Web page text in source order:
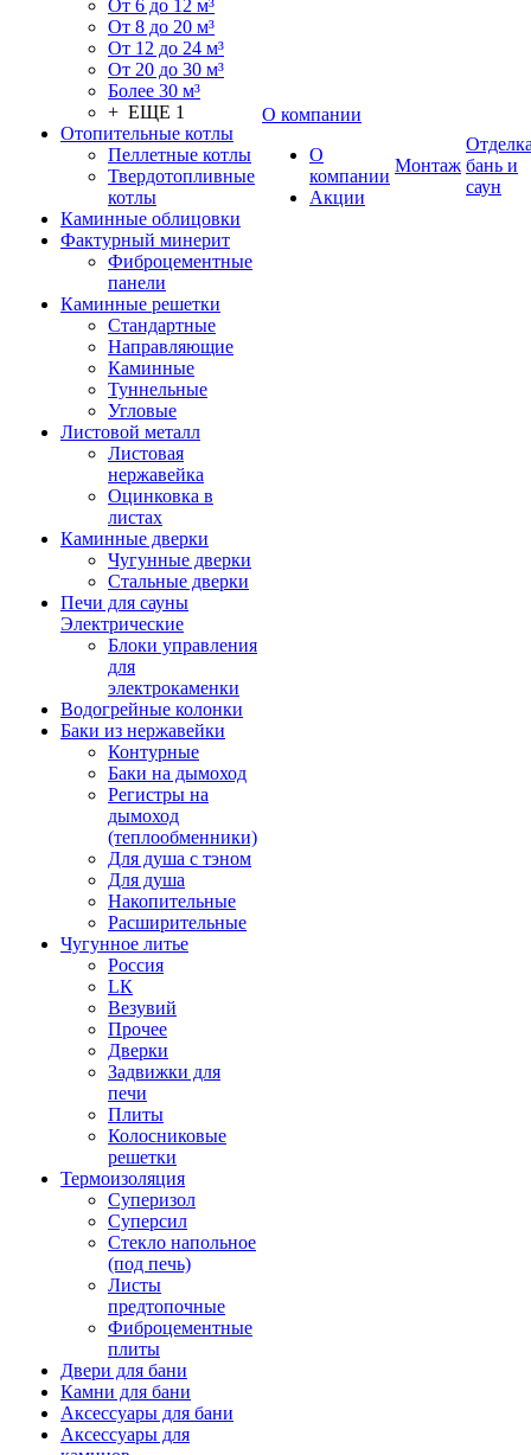
От 6 до 12 м³
От 8 до 20 м³
От 12 до 24 м³
От 20 до 30 м³
Более 30 м³
+ ЕЩЕ 1
Отопительные котлы
Пеллетные котлы
Твердотопливные
котлы
Каминные облицовки
Фактурный минерит
Фиброцементные
панели
Каминные решетки
Стандартные
Направляющие
Каминные
Туннельные
Угловые
Листовой металл
Листовая
нержавейка
Оцинковка в
листах
Каминные дверки
Чугунные дверки
Стальные дверки
Печи для сауны
Электрические
Блоки управления
для
электрокаменки
Водогрейные колонки
Баки из нержавейки
Контурные
Баки на дымоход
Регистры на
дымоход
(теплообменники)
Для душа с тэном
Для душа
Накопительные
Расширительные
Чугунное литье
Россия
LК
Везувий
Прочее
Дверки
Задвижки для
печи
Плиты
Колосниковые
решетки
Термоизоляция
Суперизол
Суперсил
Стекло напольное
(под печь)
Листы
предтопочные
Фиброцементные
плиты
Двери для бани
Камни для бани
Аксессуары для бани
Аксессуары для
О компании
О
компании
Акции
Монтаж бань и
саун